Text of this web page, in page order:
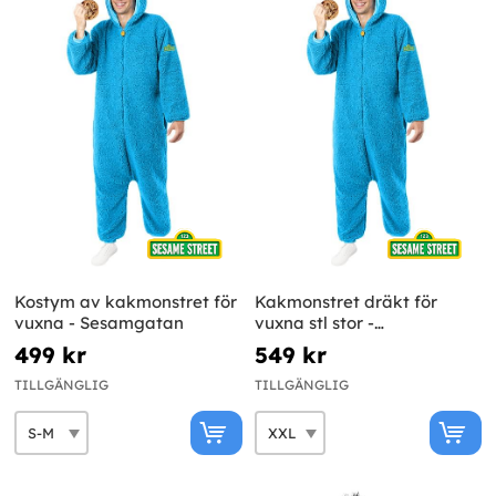
Kostym av kakmonstret för
vuxna - Sesamgatan
499 kr
TILLGÄNGLIG
Kakmonstret dräkt för
vuxna stl stor -
Sesamgatan
549 kr
TILLGÄNGLIG